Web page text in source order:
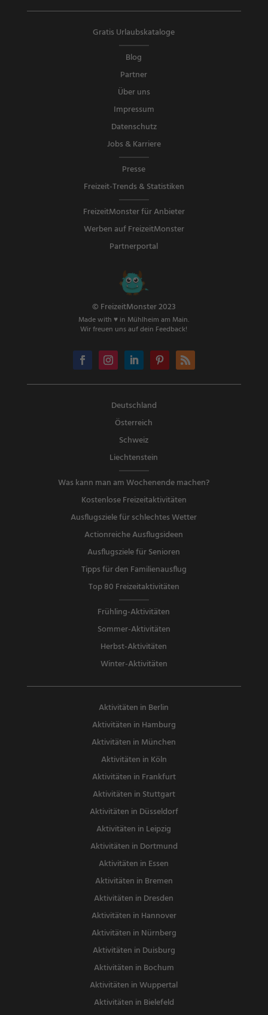
Gratis Urlaubskataloge
Blog
Partner
Über uns
Impressum
Datenschutz
Jobs & Karriere
Presse
Freizeit-Trends & Statistiken
FreizeitMonster für Anbieter
Werben auf FreizeitMonster
Partnerportal
© FreizeitMonster 2023
Made with ♥ in Mühlheim am Main.
Wir freuen uns auf dein Feedback!
Deutschland
Österreich
Schweiz
Liechtenstein
Was kann man am Wochenende machen?
Kostenlose Freizeitaktivitäten
Ausflugsziele für schlechtes Wetter
Actionreiche Ausflugsideen
Ausflugsziele für Senioren
Tipps für den Familienausflug
Top 80 Freizeitaktivitäten
Frühling-Aktivitäten
Sommer-Aktivitäten
Herbst-Aktivitäten
Winter-Aktivitäten
Aktivitäten in Berlin
Aktivitäten in Hamburg
Aktivitäten in München
Aktivitäten in Köln
Aktivitäten in Frankfurt
Aktivitäten in Stuttgart
Aktivitäten in Düsseldorf
Aktivitäten in Leipzig
Aktivitäten in Dortmund
Aktivitäten in Essen
Aktivitäten in Bremen
Aktivitäten in Dresden
Aktivitäten in Hannover
Aktivitäten in Nürnberg
Aktivitäten in Duisburg
Aktivitäten in Bochum
Aktivitäten in Wuppertal
Aktivitäten in Bielefeld